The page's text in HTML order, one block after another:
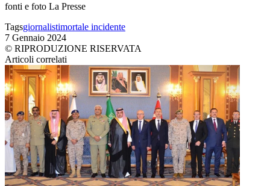
fonti e foto La Presse
Tagsgiornalistimortale incidente
7 Gennaio 2024
© RIPRODUZIONE RISERVATA
Articoli correlati